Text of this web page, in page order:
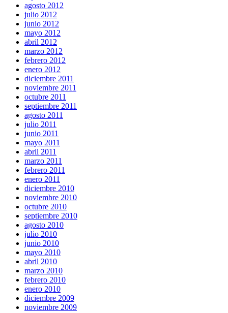
agosto 2012
julio 2012
junio 2012
mayo 2012
abril 2012
marzo 2012
febrero 2012
enero 2012
diciembre 2011
noviembre 2011
octubre 2011
septiembre 2011
agosto 2011
julio 2011
junio 2011
mayo 2011
abril 2011
marzo 2011
febrero 2011
enero 2011
diciembre 2010
noviembre 2010
octubre 2010
septiembre 2010
agosto 2010
julio 2010
junio 2010
mayo 2010
abril 2010
marzo 2010
febrero 2010
enero 2010
diciembre 2009
noviembre 2009